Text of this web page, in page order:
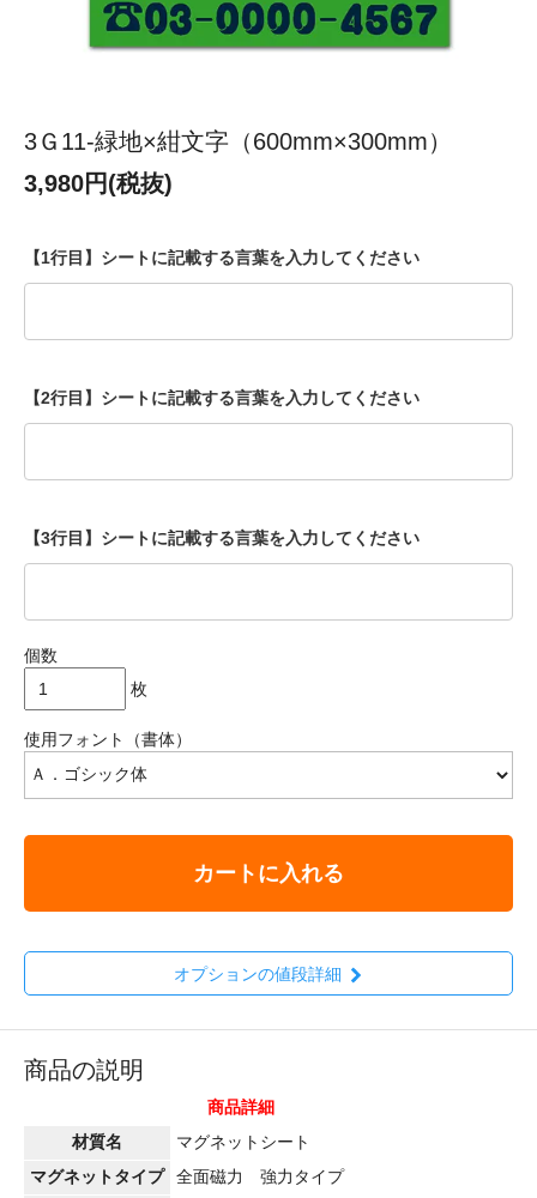
3Ｇ11-緑地×紺文字（600mm×300mm）
3,980円(税抜)
【1行目】シートに記載する言葉を入力してください
【2行目】シートに記載する言葉を入力してください
【3行目】シートに記載する言葉を入力してください
個数
枚
使用フォント（書体）
カートに入れる
オプションの値段詳細
商品の説明
商品詳細
材質名
マグネットシート
マグネットタイプ
全面磁力 強力タイプ